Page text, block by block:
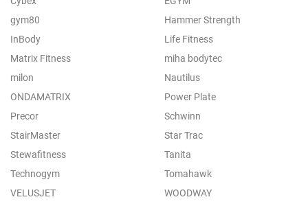
gym80
Hammer Strength
InBody
Life Fitness
Matrix Fitness
miha bodytec
milon
Nautilus
ONDAMATRIX
Power Plate
Precor
Schwinn
StairMaster
Star Trac
Stewafitness
Tanita
Technogym
Tomahawk
VELUSJET
WOODWAY